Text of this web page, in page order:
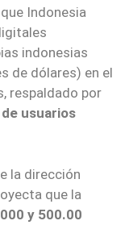
Indonesia
indonesias
de dólares) en el
respaldado por
usuarios
la dirección
que la
y 500.00